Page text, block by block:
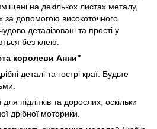
на декількох листах металу,
за допомогою високоточного
деталізовані та прості у
без клею.
королеви Анни"
деталі та гострі краї. Будьте
підлітків та дорослих, оскільки
дрібної моторики.